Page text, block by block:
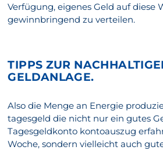
Verfügung, eigenes Geld auf diese
gewinnbringend zu verteilen.
TIPPS ZUR
GELDANLAGE.
Also die Menge an Energie
tagesgeld die nicht nur ein gutes
Tagesgeldkonto kontoauszug
Woche, sondern vielleicht auch